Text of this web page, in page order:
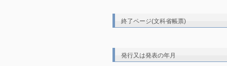
終了ページ(文科省帳票)
発行又は発表の年月